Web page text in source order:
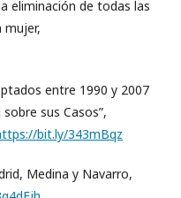
eliminación de todas las
mujer,
entre 1990 y 2007
sus Casos”,
bit.ly/343mBqz
Medina y Navarro,